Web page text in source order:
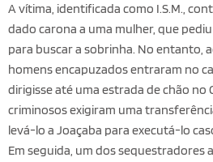
A vítima, identificada como I.S.M.,
dado carona a uma mulher, que
para buscar a sobrinha. No entanto,
homens encapuzados entraram no
dirigisse até uma estrada de chão no
criminosos exigiram uma
levá-lo a Joaçaba para executá-lo
Em seguida, um dos sequestradores